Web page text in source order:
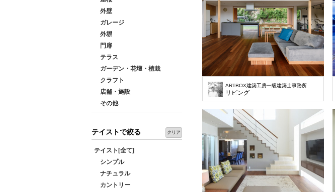
外壁
ガレージ
外塀
門扉
テラス
ガーデン・花壇・植栽
クラフト
店舗・施設
その他
テイストで絞る クリア
テイスト[全て]
シンプル
ナチュラル
カントリー
ARTBOX建築工房一級建築士事務所
リビング